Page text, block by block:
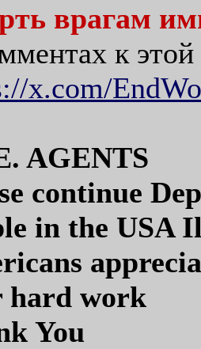
врагам
к
x.com/
AGENTS
continue
in the USA
hard work
You